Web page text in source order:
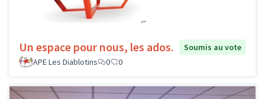
Un espace pour nous, les ados.
Soumis au vote
APE Les Diablotins
0 0